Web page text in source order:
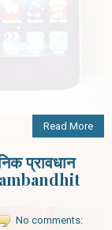
Read More
प्रावधान
No comments: